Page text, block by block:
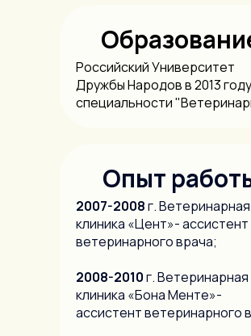
Российский Университет
Дружбы Народов в 2013
специальности
Опыт
2007-2008г. Ветеринарная
клиника «Цент»- ассистент
ветеринарного врача;
2008-2010г. Ветеринарная
клиника «Бона Менте»-
ассистент ветеринарного